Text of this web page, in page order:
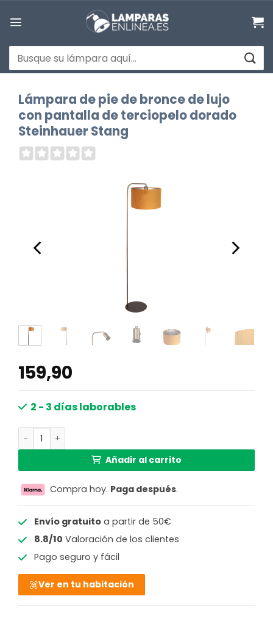
Buscar
por:
Lámpara de pie de bronce de lujo
con pantalla de terciopelo dorado
Steinhauer Stang
159,90
2 - 3 días laborables
Lámpara de pie de bronce de lujo con pantalla de
Añadir al carrito
Compra hoy. Paga después.
Envío gratuitoa partir de 50€
8.8/10 Valoración de los clientes
Pago seguro y fácil
Ver en tu habitación